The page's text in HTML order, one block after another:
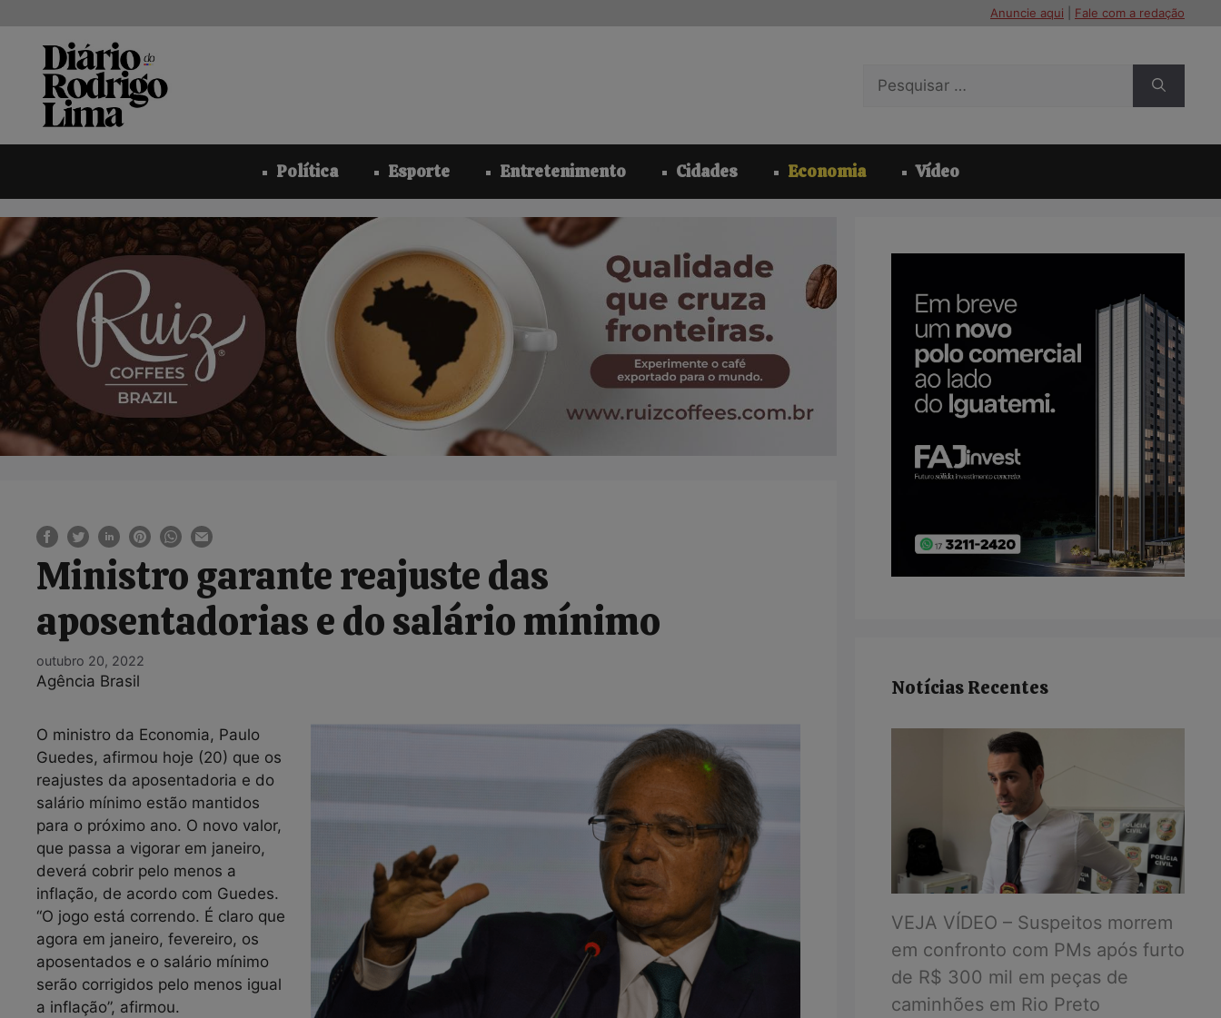
conteúdo
Anuncie aqui Fale com a redação
por:
Política Esporte Entretenimento Cidades Economia Vídeo
Ministro garante reajuste das
aposentadorias e do salário mínimo
outubro 20, 2022
Agência Brasil
O ministro da Economia, Paulo
Guedes, afirmou hoje (20) que os
reajustes da aposentadoria e do
salário mínimo estão mantidos
para o próximo ano. O novo valor,
que passa a vigorar em janeiro,
deverá cobrir pelo menos a
inflação, de acordo com Guedes.
“O jogo está correndo. É claro que
agora em janeiro, fevereiro, os
aposentados e o salário mínimo
serão corrigidos pelo menos igual
a inflação”, afirmou.
Notícias Recentes
VEJA VÍDEO – Suspeitos morrem
em confronto com PMs após furto
de R$ 300 mil em peças de
caminhões em Rio Preto